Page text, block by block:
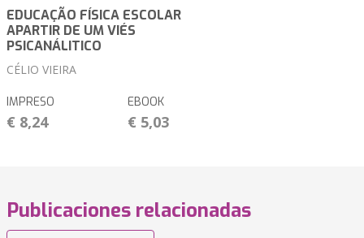
EDUCAÇÃO FÍSICA ESCOLAR
APARTIR DE UM VIÉS
PSICANÁLITICO
CÉLIO VIEIRA
IMPRESO
€ 8,24
EBOOK
€ 5,03
Publicaciones relacionadas